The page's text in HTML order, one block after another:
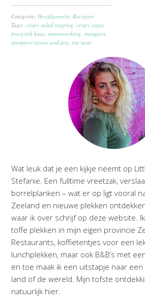
Categorie: Hoofdgerecht Recepten
Tags:crispy salad topping ,crispy uitjes
fenegriek kaas ,samenwerking ,stamppot
stamppot rauwe andijvie ,top taste
Wat leuk dat je een kijkje neemt op
Stefanie. Een fulltime vreetzak,
borrelplanken – wat er op ligt vooral
Zeeland en nieuwe plekken
waar ik over schrijf op deze website.
toffe plekken in mijn eigen provincie
Restaurants, koffietentjes voor een
lunchplekken, maar ook B&B’s met
en toe maak ik een uitstapje naar
land of de wereld. Mijn tofste
natuurlijk hier.